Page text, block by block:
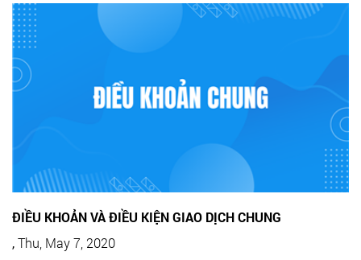
ĐIỀU KHOẢN VÀ ĐIỀU KIỆN GIAO DỊCH CHUNG
,Thu, May 7, 2020